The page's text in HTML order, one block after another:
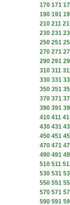
170 171
190 191
210 211
230 231
250 251
270 271
290 291
310 311
330 331
350 351
370 371
390 391
410 411
430 431
450 451
470 471
490 491
510 511
530 531
550 551
570 571
590 591